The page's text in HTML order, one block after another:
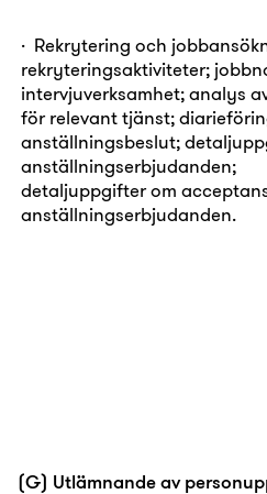
· Rekrytering och
rekryteringsaktiviteter;
intervjuverksamhet; analys
för relevant tjänst;
anställningsbeslut;
anställningserbjudanden;
detaljuppgifter om
anställningserbjudanden.
(G) Utlämnande av